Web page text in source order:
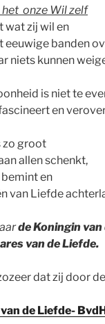
het onze Wil zelf
wat zij wil en
eeuwige banden
niets kunnen
is niet te
en
zo groot
allen schenkt,
bemint en
van Liefde
de Koningin van
van de Liefde.
dat zij door
de Liefde-